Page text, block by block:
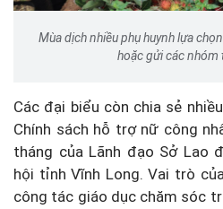
Mùa dịch nhiều phụ huynh lựa
hoặc gửi các nhóm
Các đại biểu còn chia sẻ
Chính sách hỗ trợ nữ công
tháng của Lãnh đạo Sở Lao
hội tỉnh Vĩnh Long. Vai trò
công tác giáo dục chăm sóc